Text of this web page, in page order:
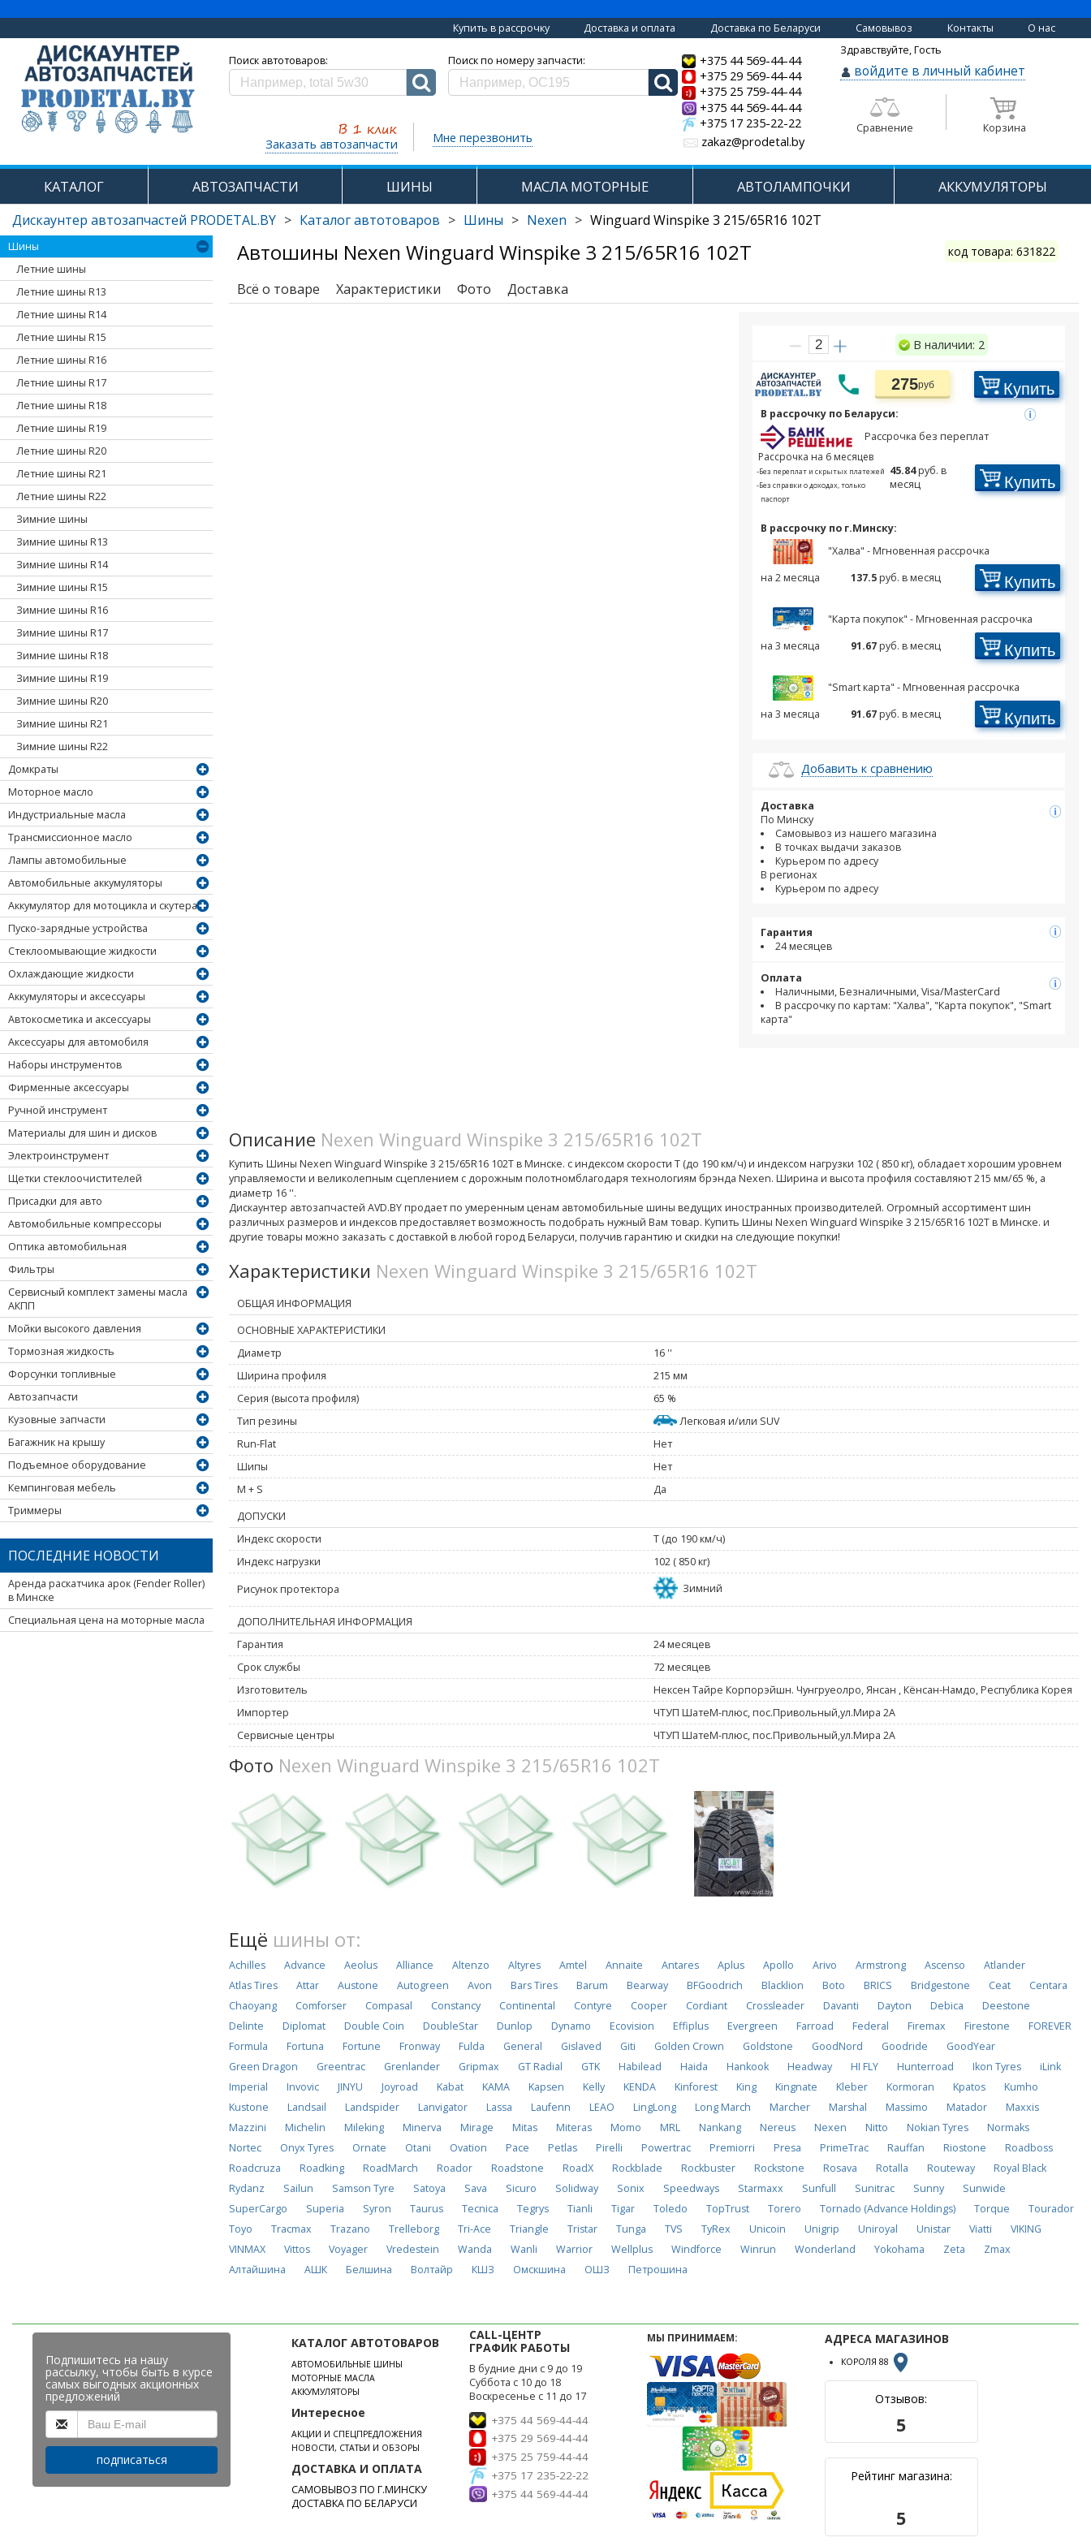
Купить в рассрочку Доставка и оплата Доставка по Беларуси Самовывоз Контакты О нас
Поиск автотоваров: Поиск по номеру запчасти:
Заказать автозапчасти Мне перезвонить
+375 44 569-44-44
+375 29 569-44-44
+375 25 759-44-44
+375 44 569-44-44
+375 17 235-22-22
zakaz@prodetal.by
Здравствуйте, Гость
войдите в личный кабинет
Сравнение Корзина
КАТАЛОГ АВТОЗАПЧАСТИ ШИНЫ МАСЛА МОТОРНЫЕ АВТОЛАМПОЧКИ АККУМУЛЯТОРЫ
Дискаунтер автозапчастей PRODETAL.BY > Каталог автотоваров > Шины > Nexen > Winguard Winspike 3 215/65R16 102T
Шины
Летние шины
Летние шины R13
Летние шины R14
Летние шины R15
Летние шины R16
Летние шины R17
Летние шины R18
Летние шины R19
Летние шины R20
Летние шины R21
Летние шины R22
Зимние шины
Зимние шины R13
Зимние шины R14
Зимние шины R15
Зимние шины R16
Зимние шины R17
Зимние шины R18
Зимние шины R19
Зимние шины R20
Зимние шины R21
Зимние шины R22
Домкраты
Моторное масло
Индустриальные масла
Трансмиссионное масло
Лампы автомобильные
Автомобильные аккумуляторы
Аккумулятор для мотоцикла и скутера
Пуско-зарядные устройства
Стеклоомывающие жидкости
Охлаждающие жидкости
Аккумуляторы и аксессуары
Автокосметика и аксессуары
Аксессуары для автомобиля
Наборы инструментов
Фирменные аксессуары
Ручной инструмент
Материалы для шин и дисков
Электроинструмент
Щетки стеклоочистителей
Присадки для авто
Автомобильные компрессоры
Оптика автомобильная
Фильтры
Сервисный комплект замены масла
АКПП
Мойки высокого давления
Тормозная жидкость
Форсунки топливные
Автозапчасти
Кузовные запчасти
Багажник на крышу
Подъемное оборудование
Кемпинговая мебель
Триммеры
ПОСЛЕДНИЕ НОВОСТИ
Аренда раскатчика арок (Fender Roller)
в Минске
Специальная цена на моторные масла
Автошины Nexen Winguard Winspike 3 215/65R16 102T код товара: 631822
Всё о товаре Характеристики Фото Доставка
В наличии: 2
275руб Купить
В рассрочку по Беларуси:
Рассрочка без переплат
Рассрочка на 6 месяцев
-Без переплат и скрытых платежей
-Без справки о доходах, только
паспорт
45.84руб. в
месяц
Купить
В рассрочку по г.Минску:
"Халва" - Мгновенная рассрочка
на 2 месяца
137.5 руб. в месяц Купить
"Карта покупок" - Мгновенная рассрочка
на 3 месяца
91.67 руб. в месяц Купить
"Smart карта" - Мгновенная рассрочка
на 3 месяца
91.67 руб. в месяц Купить
Добавить к сравнению
Доставка
По Минску
Самовывоз из нашего магазина
В точках выдачи заказов
Курьером по адресу
В регионах
Курьером по адресу
Гарантия
24 месяцев
Оплата
Наличными, Безналичными, Visa/MasterCard
В рассрочку по картам: "Халва", "Карта покупок", "Smart
карта"
Описание Nexen Winguard Winspike 3 215/65R16 102T
Купить Шины Nexen Winguard Winspike 3 215/65R16 102T в Минске. с индексом скорости T (до 190 км/ч) и индексом нагрузки 102 ( 850 кг), обладает хорошим уровнем
управляемости и великолепным сцеплением с дорожным полотномблагодаря технологиям брэнда Nexen. Ширина и высота профиля составляют 215 мм/65 %, а
диаметр 16 ''.
Дискаунтер автозапчастей AVD.BY продает по умеренным ценам автомобильные шины ведущих иностранных производителей. Огромный ассортимент шин
различных размеров и индексов предоставляет возможность подобрать нужный Вам товар. Купить Шины Nexen Winguard Winspike 3 215/65R16 102T в Минске. и
другие товары можно заказать с доставкой в любой город Беларуси, получив гарантию и скидки на следующие покупки!
Характеристики Nexen Winguard Winspike 3 215/65R16 102T
ОБЩАЯ ИНФОРМАЦИЯ
ОСНОВНЫЕ ХАРАКТЕРИСТИКИ
Диаметр
16 ''
Ширина профиля
215 мм
Серия (высота профиля)
65 %
Тип резины
Легковая и/или SUV
Run-Flat
Нет
Шипы
Нет
M + S
Да
ДОПУСКИ
Индекс скорости
T (до 190 км/ч)
Индекс нагрузки
102 ( 850 кг)
Рисунок протектора
Зимний
ДОПОЛНИТЕЛЬНАЯ ИНФОРМАЦИЯ
Гарантия
24 месяцев
Срок службы
72 месяцев
Изготовитель
Нексен Тайре Корпорэйшн. Чунгруеолро, Янсан , Кёнсан-Намдо, Республика Корея
Импортер
ЧТУП ШатеМ-плюс, пос.Привольный,ул.Мира 2A
Сервисные центры
ЧТУП ШатеМ-плюс, пос.Привольный,ул.Мира 2A
Фото Nexen Winguard Winspike 3 215/65R16 102T
Ещё шины от:
Achilles Advance Aeolus Alliance Altenzo Altyres Amtel Annaite Antares Aplus Apollo Arivo Armstrong Ascenso
Atlander
Atlas Tires
Attar Austone Autogreen Avon Bars Tires Barum Bearway BFGoodrich Blacklion Boto BRICS Bridgestone Ceat
Centara
Chaoyang
Comforser Compasal Constancy Continental Contyre Cooper Cordiant Crossleader Davanti Dayton Debica
Deestone
Delinte
Diplomat Double Coin DoubleStar Dunlop Dynamo Ecovision Effiplus Evergreen Farroad Federal Firemax Firestone
FOREVER
Formula
Fortuna Fortune Fronway Fulda General Gislaved Giti Golden Crown Goldstone GoodNord Goodride
GoodYear
Green Dragon
Greentrac Grenlander Gripmax GT Radial GTK Habilead Haida Hankook Headway HI FLY Hunterroad Ikon Tyres
iLink
Imperial
Invovic JINYU Joyroad Kabat KAMA Kapsen Kelly KENDA Kinforest King Kingnate Kleber Kormoran Kpatos
Kumho
Kustone
Landsail Landspider Lanvigator Lassa Laufenn LEAO LingLong Long March Marcher Marshal Massimo Matador
Maxxis
Mazzini
Michelin Mileking Minerva Mirage Mitas Miteras Momo MRL Nankang Nereus Nexen Nitto Nokian Tyres
Normaks
Nortec
Onyx Tyres Ornate Otani Ovation Pace Petlas Pirelli Powertrac Premiorri Presa PrimeTrac Rauffan Riostone
Roadboss
Roadcruza
Roadking RoadMarch Roador Roadstone RoadX Rockblade Rockbuster Rockstone Rosava Rotalla Routeway
Royal Black
Rydanz
Sailun Samson Tyre Satoya Sava Sicuro Solidway Sonix Speedways Starmaxx Sunfull Sunitrac Sunny
Sunwide
SuperCargo
Superia Syron Taurus Tecnica Tegrys Tianli Tigar Toledo TopTrust Torero Tornado (Advance Holdings) Torque
Tourador
Toyo
Tracmax Trazano Trelleborg Tri-Ace Triangle Tristar Tunga TVS TyRex Unicoin Unigrip Uniroyal Unistar Viatti
VIKING
VINMAX
Vittos Voyager Vredestein Wanda Wanli Warrior Wellplus Windforce Winrun Wonderland Yokohama Zeta
Zmax
Алтайшина
АШК Белшина Волтайр КШЗ Омскшина ОШЗ Петрошина
Подпишитесь на нашу
рассылку, чтобы быть в курсе
самых выгодных акционных
предложений
подписаться
КАТАЛОГ АВТОТОВАРОВ
АВТОМОБИЛЬНЫЕ ШИНЫ
МОТОРНЫЕ МАСЛА
АККУМУЛЯТОРЫ
Интересное
АКЦИИ И СПЕЦПРЕДЛОЖЕНИЯ
НОВОСТИ, СТАТЬИ И ОБЗОРЫ
ДОСТАВКА И ОПЛАТА
САМОВЫВОЗ ПО Г.МИНСКУ
ДОСТАВКА ПО БЕЛАРУСИ
CALL-ЦЕНТР
ГРАФИК РАБОТЫ
В будние дни с 9 до 19
Суббота с 10 до 18
Воскресенье с 11 до 17
+375 44 569-44-44
+375 29 569-44-44
+375 25 759-44-44
+375 17 235-22-22
+375 44 569-44-44
МЫ ПРИНИМАЕМ: АДРЕСА МАГАЗИНОВ
КОРОЛЯ 88
Отзывов:
5
Рейтинг магазина:
5